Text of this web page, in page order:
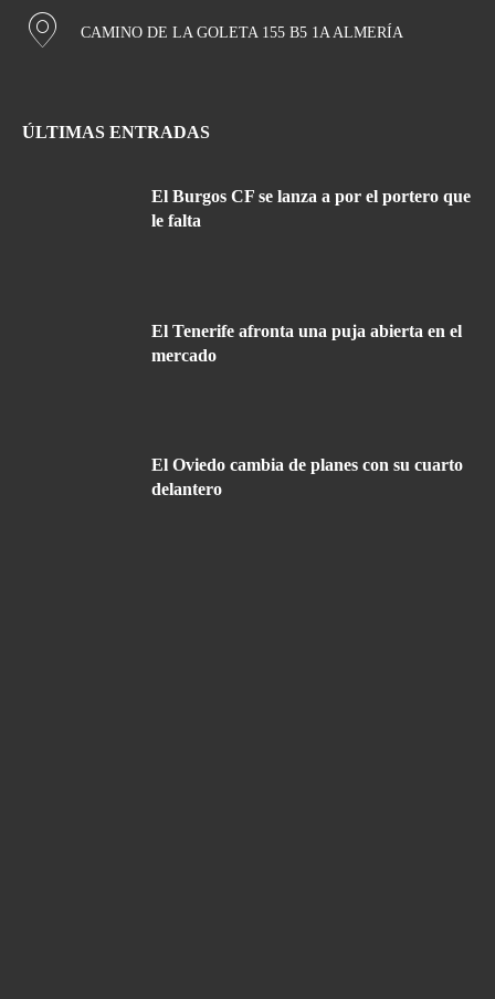
CAMINO DE LA GOLETA 155 B5 1A ALMERÍA
ÚLTIMAS ENTRADAS
El Burgos CF se lanza a por el portero que
le falta
El Tenerife afronta una puja abierta en el
mercado
El Oviedo cambia de planes con su cuarto
delantero